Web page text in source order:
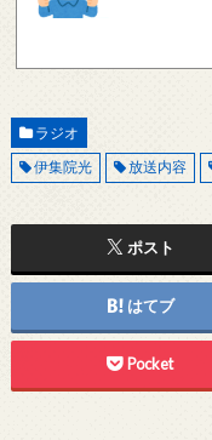
ラジオ
伊集院光
放送内容
ポスト
はてブ
Pocket